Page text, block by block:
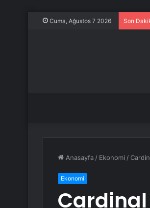
Cuma, Ağustos 7 2026 Son
Anasayfa / Ekonomi /
Ekonomi